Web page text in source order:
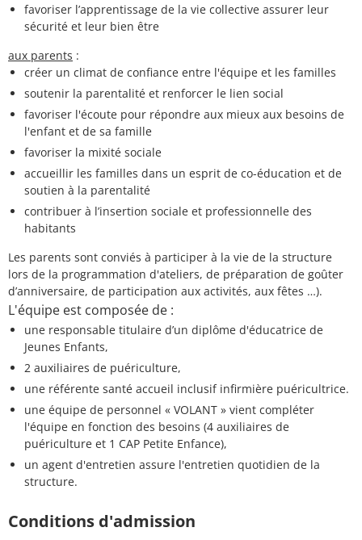
favoriser l’apprentissage de la vie collective assurer leur
sécurité et leur bien être
aux parents :
créer un climat de confiance entre l'équipe et les familles
soutenir la parentalité et renforcer le lien social
favoriser l'écoute pour répondre aux mieux aux besoins de
l'enfant et de sa famille
favoriser la mixité sociale
accueillir les familles dans un esprit de co-éducation et de
soutien à la parentalité
contribuer à l’insertion sociale et professionnelle des
habitants
Les parents sont conviés à participer à la vie de la structure
lors de la programmation d'ateliers, de préparation de goûter
d’anniversaire, de participation aux activités, aux fêtes …).
L'équipe est composée de :
une responsable titulaire d’un diplôme d'éducatrice de
Jeunes Enfants,
2 auxiliaires de puériculture,
une référente santé accueil inclusif infirmière puéricultrice.
une équipe de personnel « VOLANT » vient compléter
l'équipe en fonction des besoins (4 auxiliaires de
puériculture et 1 CAP Petite Enfance),
un agent d'entretien assure l'entretien quotidien de la
structure.
Conditions d'admission